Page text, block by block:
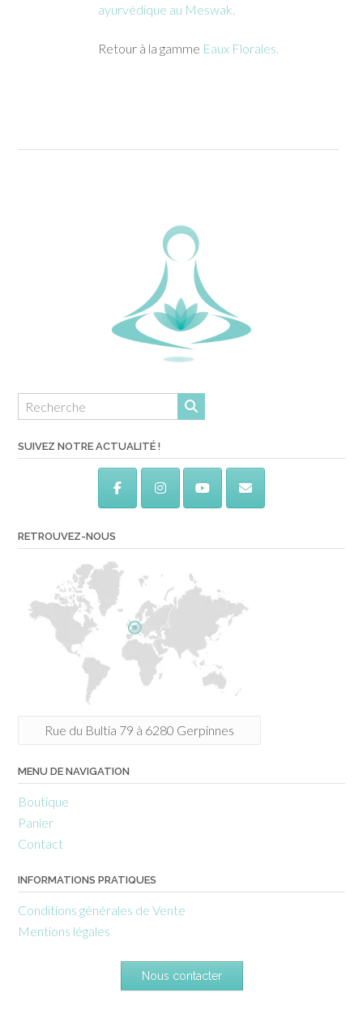
ayurvédique au Meswak.
Retour à la gamme Eaux Florales.
SUIVEZ NOTRE ACTUALITÉ !
RETROUVEZ-NOUS
Rue du Bultia 79 à 6280 Gerpinnes
MENU DE NAVIGATION
Boutique
Panier
Contact
INFORMATIONS PRATIQUES
Conditions générales de Vente
Mentions légales
Nous contacter